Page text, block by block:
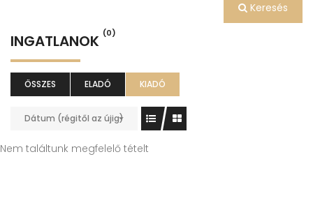
Keresés
INGATLANOK (0)
ÖSSZES ELADÓ KIADÓ
Dátum (régitől az újig)
Nem találtunk megfelelő tételt